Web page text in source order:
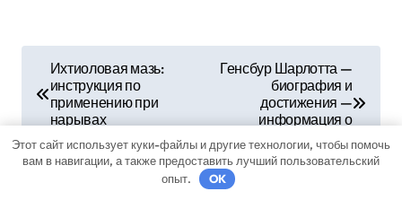
в
и
Ихтиоловая мазь:
инструкция по
применению при
нарывах
Генсбур Шарлотта —
биография и
достижения —
информация о
знаменитом докторе
Этот сайт использует куки-файлы и другие технологии, чтобы помочь
вам в навигации, а также предоставить лучший пользовательский
опыт.
OK